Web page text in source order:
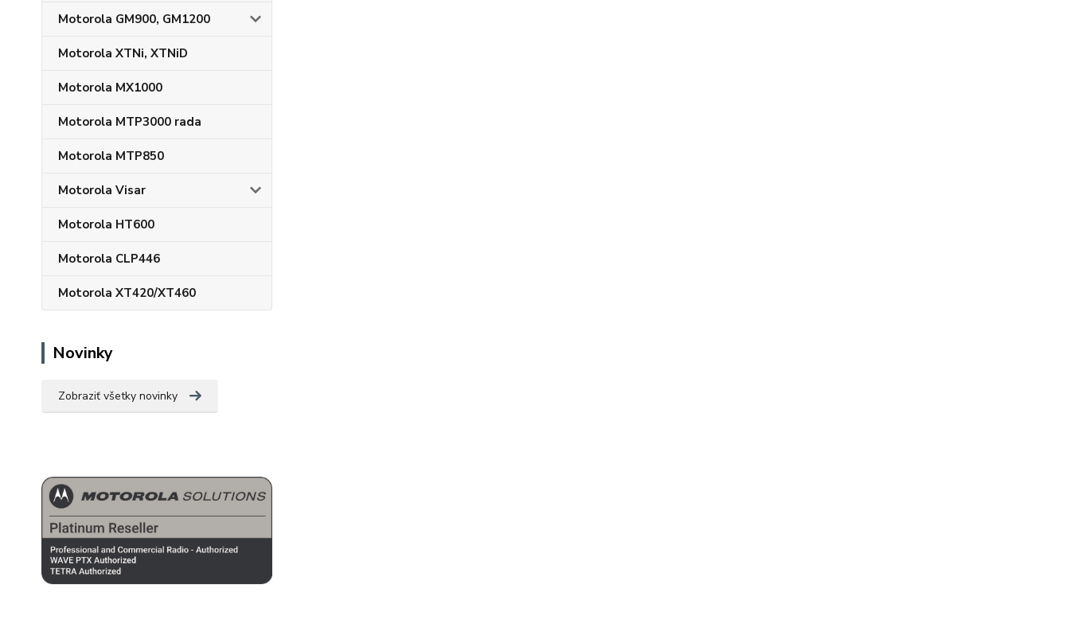
Motorola GM900, GM1200
Motorola XTNi, XTNiD
Motorola MX1000
Motorola MTP3000 rada
Motorola MTP850
Motorola Visar
Motorola HT600
Motorola CLP446
Motorola XT420/XT460
Novinky
Zobraziť všetky novinky